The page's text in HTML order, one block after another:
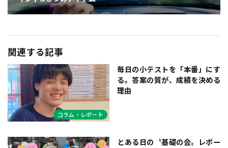
関連する記事
コラム・レポート
毎日の小テストを「本番」にす
る。答案の質が、成績を決める
理由
とある日の〝基礎の会〟レポー